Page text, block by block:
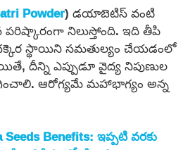
Powder) డయాబెటిస్ వంటి
నిలుస్తోంది. ఇది తీపి
స్థాయిని సమతుల్యం చేయడంలో
దీన్ని ఎప్పుడూ వైద్య నిపుణుల
ఆరోగ్యమే మహాభాగ్యం అన్న
Seeds Benefits: ఇప్పటి వరకు